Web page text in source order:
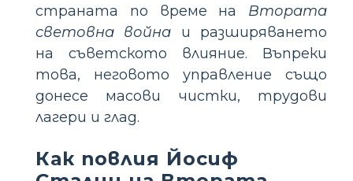
страната по време на Втората
световна война и разширяването
на съветското влияние. Въпреки
това, неговото управление също
донесе масови чистки, трудови
лагери и глад.
Как повлия Йосиф